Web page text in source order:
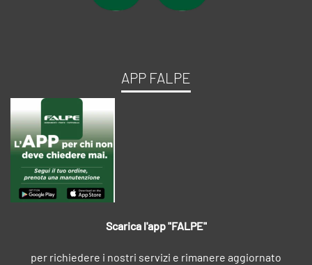
APP FALPE
Scarica l'app "FALPE"
per richiedere i nostri servizi e rimanere aggiornato